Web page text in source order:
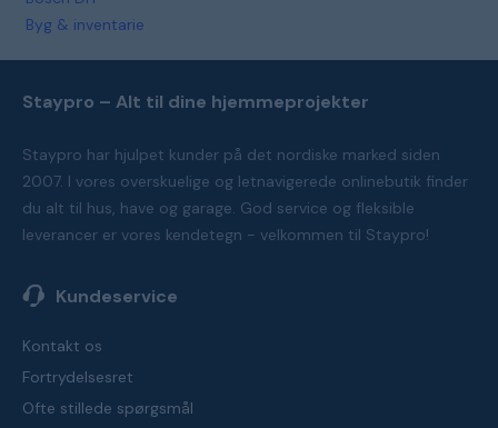
Byg & inventarie
Staypro – Alt til dine hjemmeprojekter
Staypro har hjulpet kunder på det nordiske marked siden
2007. I vores overskuelige og letnavigerede onlinebutik finder
du alt til hus, have og garage. God service og fleksible
leverancer er vores kendetegn - velkommen til Staypro!
Kundeservice
Kontakt os
Fortrydelsesret
Ofte stillede spørgsmål